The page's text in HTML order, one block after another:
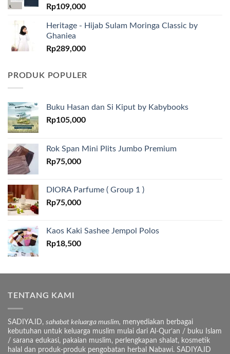
Rp109,000
Heritage - Hijab Sulam Moringa Classic by
Ghaniea
Rp289,000
PRODUK POPULER
Buku Hasan dan Si Kiput by Kabybooks
Rp105,000
Rok Span Mini Plits Jumbo Premium
Rp75,000
DIORA Parfume ( Group 1 )
Rp75,000
Kaos Kaki Sashee Jempol Polos
Rp18,500
TENTANG KAMI
SADIYA.ID, sahabat keluarga muslim, menyediakan berbagai
kebutuhan untuk keluarga muslim mulai dari Al-Qur’an / buku Islam
/ sarana edukasi, pakaian muslim, perlengkapan shalat, kosmetik
halal dan produk-produk pengobatan herbal Nabawi. SADIYA.ID